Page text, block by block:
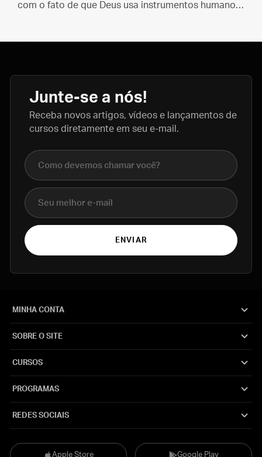
com o fato de que Deus usa instrumentos humanos
Junte-se a nós!
Receba novos artigos, vídeos e lançamentos de
cursos diretamente em seu e-mail.
Nome completo
E-mail
ENVIAR
Apple Store Google Play
MINHA CONTA
SOBRE O SITE
CURSOS
PROGRAMAS
REDES SOCIAIS